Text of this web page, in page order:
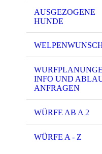
AUSGEZOGENE
HUNDE
INFO UND
ANFRAGEN
WÜRFE AB A 2
WÜRFE A - Z